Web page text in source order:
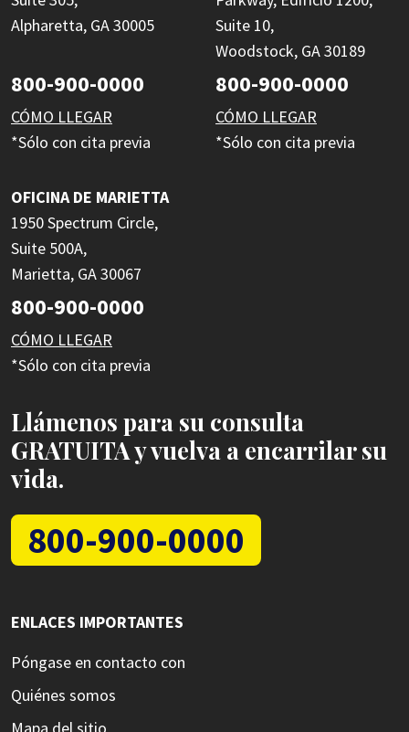
Alpharetta, GA 30005
800-900-0000
CÓMO LLEGAR
*Sólo con cita previa
Suite 10,
Woodstock, GA 30189
800-900-0000
CÓMO LLEGAR
*Sólo con cita previa
OFICINA DE MARIETTA
1950 Spectrum Circle,
Suite 500A,
Marietta, GA 30067
800-900-0000
CÓMO LLEGAR
*Sólo con cita previa
Llámenos para su consulta
GRATUITA y vuelva a encarrilar su
vida.
800-900-0000
ENLACES IMPORTANTES
Póngase en contacto con
Quiénes somos
Mapa del sitio